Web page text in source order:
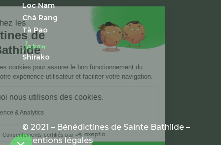
Loc Nam
Chà Rang
Tà Pao
Japon
Shirako
© 2021 – Bénédictines de Sainte Bathilde –
mentions légales